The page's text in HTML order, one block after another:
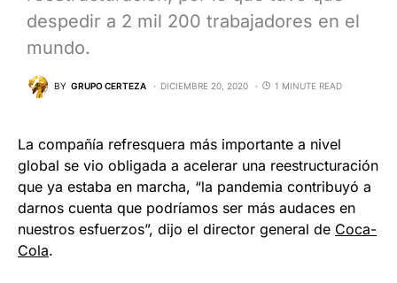
despedir a 2 mil 200 trabajadores en el
mundo.
BY GRUPO CERTEZA DICIEMBRE 20, 2020 1 MINUTE READ
La compañía refresquera más importante a nivel
global se vio obligada a acelerar una reestructuración
que ya estaba en marcha, “la pandemia contribuyó a
darnos cuenta que podríamos ser más audaces en
nuestros esfuerzos”, dijo el director general de Coca-
Cola.